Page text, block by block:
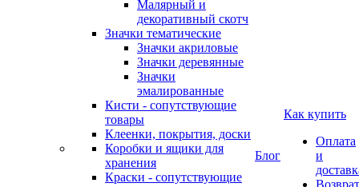
Малярный и
декоративный скотч
Значки тематические
Значки акриловые
Значки деревянные
Значки
эмалированные
Кисти - сопутствующие
товары
Клеенки, покрытия, доски
Коробки и ящики для
хранения
Краски - сопутствующие
Блог
Как купить
Оплата
и
Возврат